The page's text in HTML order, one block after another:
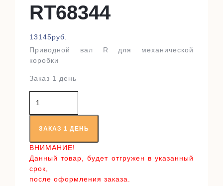
RT68344
13145руб.
Приводной вал R для механической
коробки
Заказ 1 день
товара
Приводной
валЗАКАЗ 1 ДЕНЬ
ВНИМАНИЕ!
Данный товар, будет отгружен в указанный
срок,
после оформления заказа.